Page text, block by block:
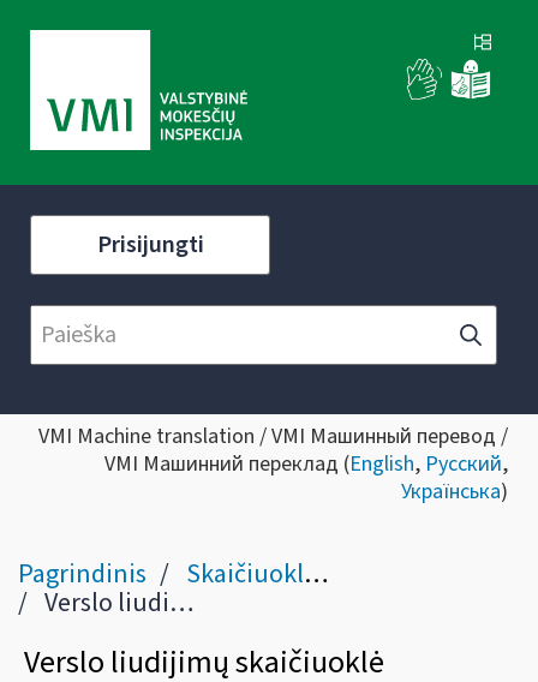
Prisijungti
VMI Machine translation / VMI Машинный перевод /
VMI Машинний переклад (English, Русский,
Українська)
Pagrindinis Skaičiuoklės ir pagalbininkai
Verslo liudijimų skaičiuoklė
Verslo liudijimų skaičiuoklė